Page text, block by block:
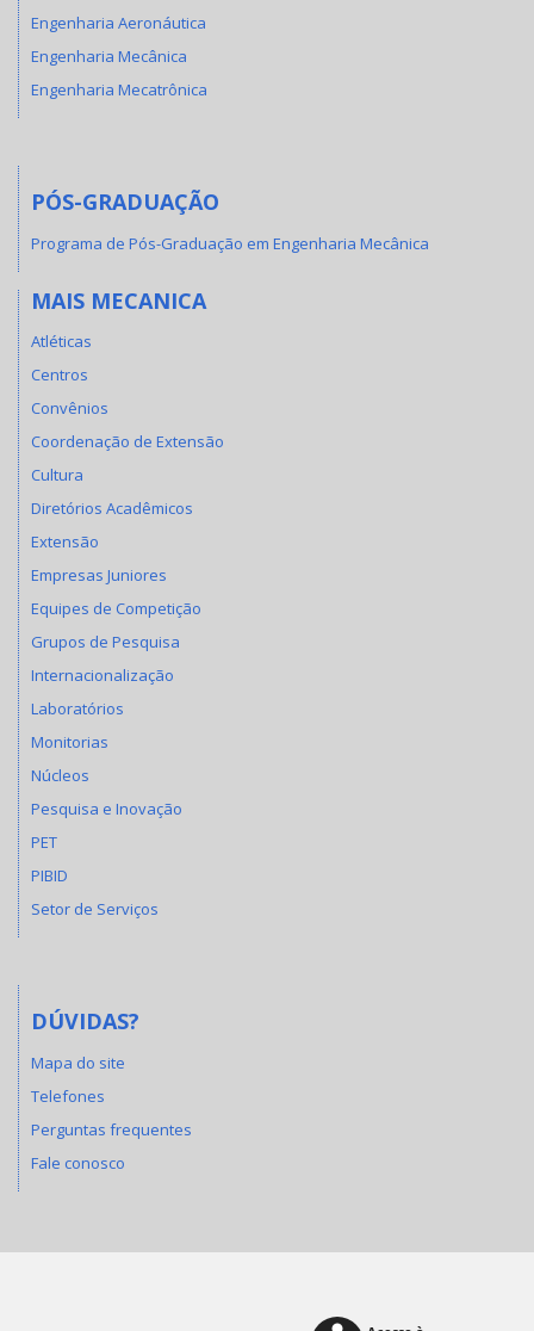
Engenharia Aeronáutica
Engenharia Mecânica
Engenharia Mecatrônica
PÓS-GRADUAÇÃO
Programa de Pós-Graduação em Engenharia Mecânica
MAIS MECANICA
Atléticas
Centros
Convênios
Coordenação de Extensão
Cultura
Diretórios Acadêmicos
Extensão
Empresas Juniores
Equipes de Competição
Grupos de Pesquisa
Internacionalização
Laboratórios
Monitorias
Núcleos
Pesquisa e Inovação
PET
PIBID
Setor de Serviços
DÚVIDAS?
Mapa do site
Telefones
Perguntas frequentes
Fale conosco